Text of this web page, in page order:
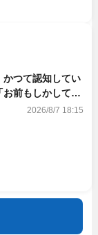
つて認知してい
お前もしかしてあ
2026/8/7 18:15